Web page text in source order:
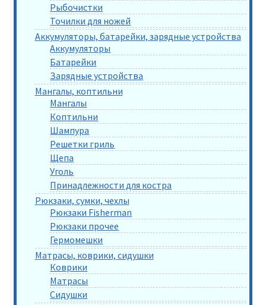
Рыбочистки
Точилки для ножей
Аккумуляторы, батарейки, зарядные устройства
Аккумуляторы
Батарейки
Зарядные устройства
Мангалы, коптильни
Мангалы
Коптильни
Шампура
Решетки гриль
Щепа
Уголь
Принадлежности для костра
Рюкзаки, сумки, чехлы
Рюкзаки Fisherman
Рюкзаки прочее
Гермомешки
Матрасы, коврики, сидушки
Коврики
Матрасы
Сидушки